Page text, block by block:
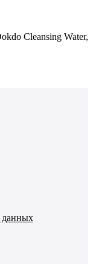
Cleansing Water,
данных